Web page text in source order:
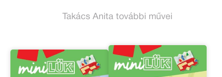
Takács Anita további művei